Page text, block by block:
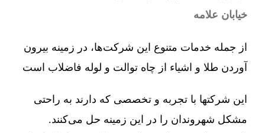
خیابان علامه
از جمله خدمات متنوع این شرکت‌ها، در زمینه بیرون
آوردن طلا و اشیاء از چاه توالت و لوله فاضلاب است
این شرکتها با تجربه و تخصصی که دارند به راحتی
مشکل شهروندان را در این زمینه حل می‌کنند.